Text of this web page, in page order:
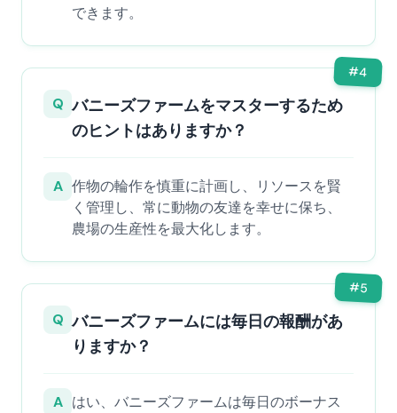
できます。
#4
Q バニーズファームをマスターするため
のヒントはありますか？
A 作物の輪作を慎重に計画し、リソースを賢
く管理し、常に動物の友達を幸せに保ち、
農場の生産性を最大化します。
#5
Q バニーズファームには毎日の報酬があ
りますか？
A はい、バニーズファームは毎日のボーナス